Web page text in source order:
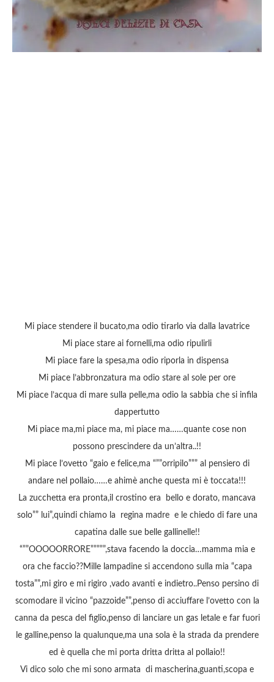
Mi piace stendere il bucato,ma odio tirarlo via dalla lavatrice
Mi piace stare ai fornelli,ma odio ripulirli
Mi piace fare la spesa,ma odio riporla in dispensa
Mi piace l’abbronzatura ma odio stare al sole per ore
Mi piace l’acqua di mare sulla pelle,ma odio la sabbia che si infila
dappertutto
Mi piace ma,mi piace ma, mi piace ma……quante cose non
possono prescindere da un’altra..!!
Mi piace l’ovetto “gaio e felice,ma “””orripilo””” al pensiero di
andare nel pollaio……e ahimè anche questa mi è toccata!!!
La zucchetta era pronta,il crostino era bello e dorato, mancava
solo”” lui”,quindi chiamo la regina madre e le chiedo di fare una
capatina dalle sue belle gallinelle!!
“””OOOOORRORE”””””,stava facendo la doccia…mamma mia e
ora che faccio??Mille lampadine si accendono sulla mia “capa
tosta””,mi giro e mi rigiro ,vado avanti e indietro..Penso persino di
scomodare il vicino “pazzoide””,penso di acciuffare l’ovetto con la
canna da pesca del figlio,penso di lanciare un gas letale e far fuori
le galline,penso la qualunque,ma una sola è la strada da prendere
ed è quella che mi porta dritta dritta al pollaio!!
Vi dico solo che mi sono armata di mascherina,guanti,scopa e